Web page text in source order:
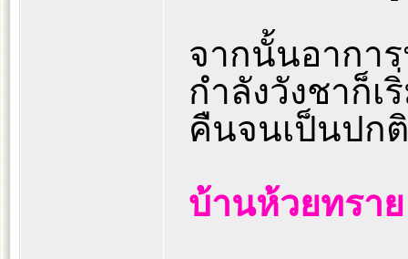
จากนั้นอากา
กำลังวังชาก็
คืนจนเป็นปก
บ้านห้วยทรา